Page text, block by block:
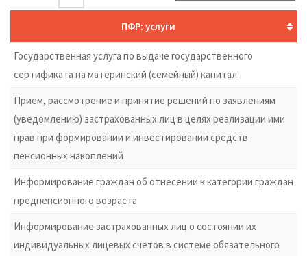
ПФР: услуги
Государственная услуга по выдаче государственного
сертификата на материнский (семейный) капитал.
Прием, рассмотрение и принятие решений по заявлениям
(уведомлению) застрахованных лиц в целях реализации ими
прав при формировании и инвестировании средств
пенсионных накоплений
Информирование граждан об отнесении к категории граждан
предпенсионного возраста
Информирование застрахованных лиц о состоянии их
индивидуальных лицевых счетов в системе обязательного